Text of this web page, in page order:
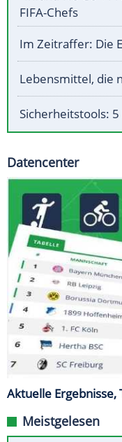
FIFA-Chefs
Im Zeitraffer: Die
Lebensmittel, die
Sicherheitstools:
Datencenter
Aktuelle Ergebnisse,
Meistgelesen